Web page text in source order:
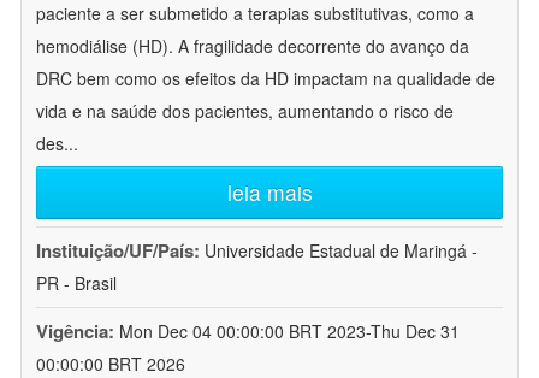
paciente a ser submetido a terapias substitutivas, como a
hemodiálise (HD). A fragilidade decorrente do avanço da
DRC bem como os efeitos da HD impactam na qualidade de
vida e na saúde dos pacientes, aumentando o risco de
des...
leia mais
Instituição/UF/País: Universidade Estadual de Maringá -
PR - Brasil
Vigência: Mon Dec 04 00:00:00 BRT 2023-Thu Dec 31
00:00:00 BRT 2026